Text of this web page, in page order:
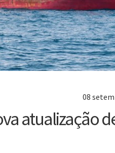
08
atualização